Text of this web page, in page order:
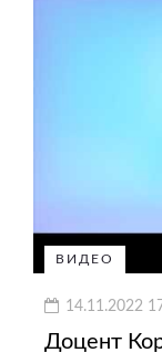
ВИДЕО
14.11.2022
Доцент